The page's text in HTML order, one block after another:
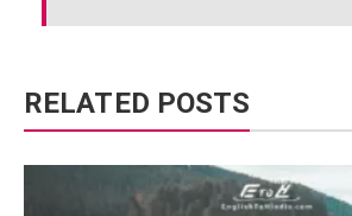
RELATED POSTS